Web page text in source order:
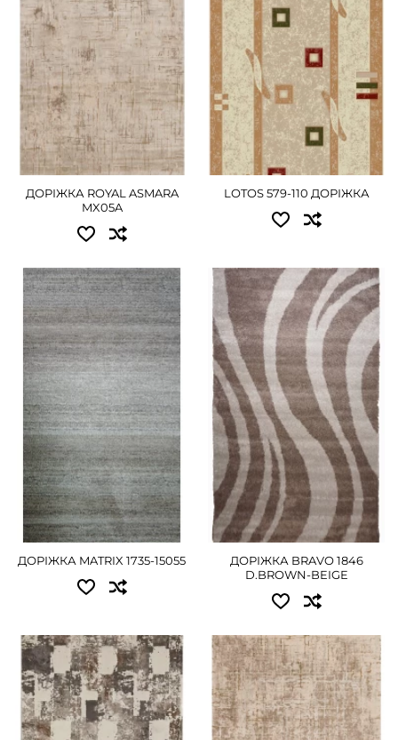
1.20 - 1080 грн
ДЕТАЛЬНІШЕ
ДОРІЖКА ROYAL ASMARA
MX05A
1.20x25.00 - 17550 грн
1.50x25.00 - 21960 грн
ДЕТАЛЬНІШЕ
LOTOS 579-110 ДОРІЖКА
Доступні розміри:
1.20 - 1260 грн
2.00 - 2070 грн
3.00 - 3105 грн
ДЕТАЛЬНІШЕ
ДОРІЖКА MATRIX 1735-15055
Доступні розміри:
1.00 - 675 грн
1.20 - 765 грн
1.50 - 945 грн
ДЕТАЛЬНІШЕ
ДОРІЖКА BRAVO 1846
D.BROWN-BEIGE
Доступні розміри:
1.00 - 1260 грн
1.20 - 1485 грн
Доступні розміри:
1.50 - 1350 грн
ДЕТАЛЬНІШЕ